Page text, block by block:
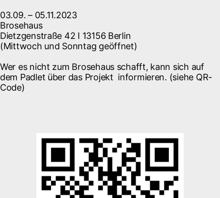
03.09. – 05.11.2023
Brosehaus
Dietzgenstraße 42 I 13156 Berlin
(Mittwoch und Sonntag geöffnet)
Wer es nicht zum Brosehaus schafft, kann sich auf
dem Padlet über das Projekt informieren. (siehe QR-
Code)